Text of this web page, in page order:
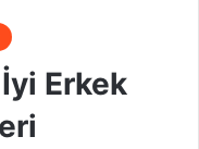
Erkek